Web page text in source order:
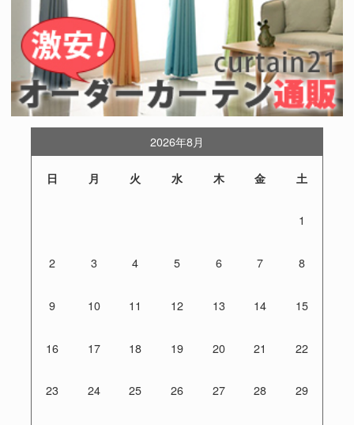
2026年8月
日 月 火 水 木 金 土
1
2 3 4 5 6 7 8
9 10 11 12 13 14 15
16 17 18 19 20 21 22
23 24 25 26 27 28 29